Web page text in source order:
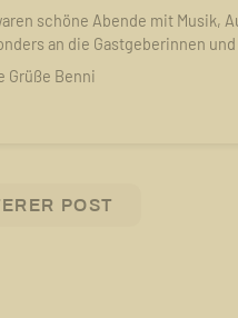
schöne Abende mit Musik,
an die Gastgeberinnen
Grüße Benni
POST